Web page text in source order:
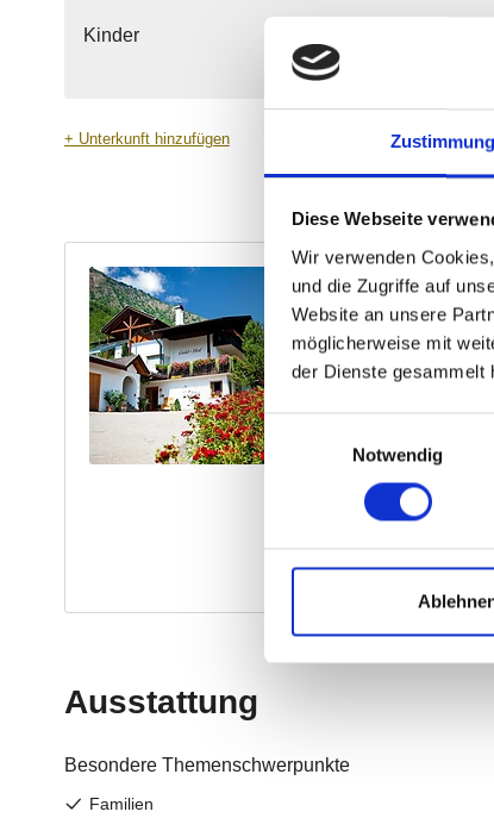
Zustimmung
Diese Webseite
Wir verwenden
und die Zugriffe auf
Website an unsere
möglicherweise mit
der Dienste gesammelt
Einwilligungsauswahl
Notwendig